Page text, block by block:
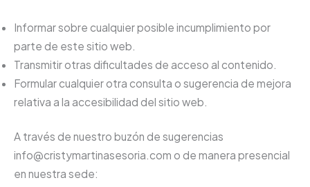
Informar sobre cualquier posible incumplimiento por
parte de este sitio web.
Transmitir otras dificultades de acceso al contenido.
Formular cualquier otra consulta o sugerencia de mejora
relativa a la accesibilidad del sitio web.
A través de nuestro buzón de sugerencias
info@cristymartinasesoria.com o de manera presencial
en nuestra sede: